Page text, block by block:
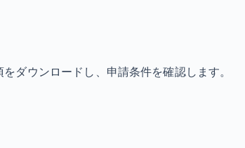
ダウンロードし、申請条件を確認します。